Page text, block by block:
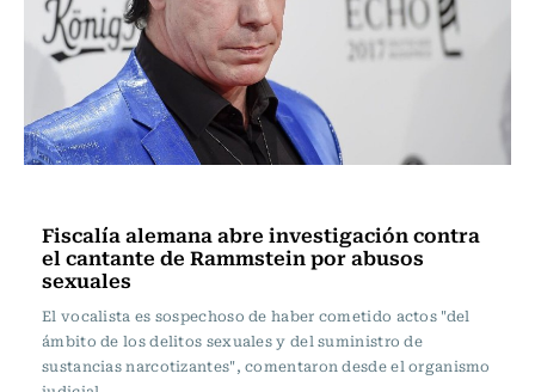
Fiscalía alemana abre investigación contra
el cantante de Rammstein por abusos
sexuales
El vocalista es sospechoso de haber cometido actos "del
ámbito de los delitos sexuales y del suministro de
sustancias narcotizantes", comentaron desde el organismo